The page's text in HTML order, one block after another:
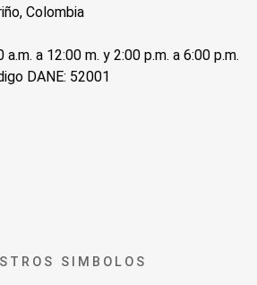
Colombia
a 12:00 m. y 2:00 p.m. a 6:00 p.m.
DANE: 52001
SIMBOLOS